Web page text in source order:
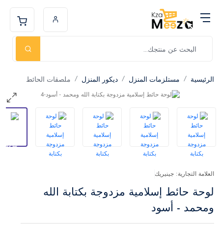
الرئيسية مستلزمات المنزل ديكور المنزل ملصقات الحائط
العلامة التجارية: جينيريك
لوحة حائط إسلامية مزدوجة بكتابة الله
ومحمد - أسود